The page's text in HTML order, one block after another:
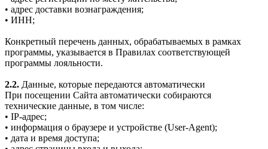
• адрес доставки вознаграждения;
• ИНН;
Конкретный перечень данных, обрабатываемых в рамках
программы, указывается в Правилах соответствующей
программы лояльности.
2.2. Данные, которые передаются автоматически
При посещении Сайта автоматически собираются
технические данные, в том числе:
• IP-адрес;
• информация о браузере и устройстве (User-Agent);
• дата и время доступа;